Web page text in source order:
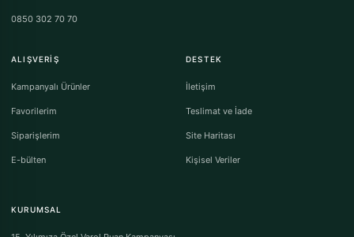
0850 302 70 70
ALIŞVERIŞ
Kampanyalı Ürünler
Favorilerim
Siparişlerim
E-bülten
DESTEK
İletişim
Teslimat ve İade
Site Haritası
Kişisel Veriler
KURUMSAL